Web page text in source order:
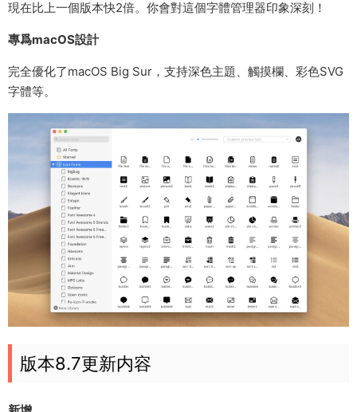
現在比上一個版本快2倍。你會對這個字體管理器印象深刻！
專爲macOS設計
完全優化了macOS Big Sur，支持深色主題、觸摸欄、彩色SVG
字體等。
版本8.7更新内容